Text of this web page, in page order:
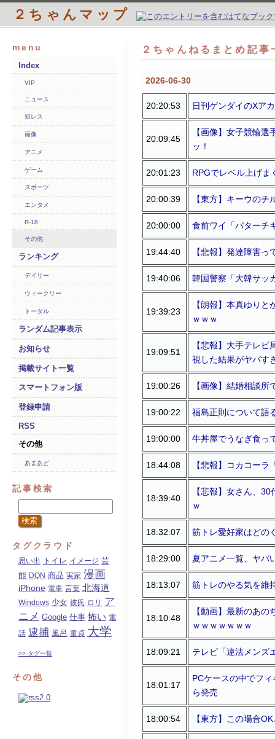
２ちゃんマップ
menu
Index
VIP
ニュース
短レス
画像
アニメ
ゲーム
スポーツ
エンタメ
R-18
その他
ランキング
デイリー
ウィークリー
トータル
ランダム記事表示
お知らせ
掲載サイト一覧
スマートフォン版
登録申請
RSS
その他
あまあど
記事検索
タグクラウド
思い出 トイレ イメージ 芸
能 DQN 商品 実家 漫画
iPhone 電車 言葉 北海道
Windows 少女 彼氏 ロリ
ア
ニメ Google 仕事 怖い 電
話 逮捕 風呂 童貞 大学
>> タグ一覧
その他
２ちゃんねるまとめ記
2026-06-30
20:20:53 日刊ゲンダイのXア
20:09:45
【画像】女子競輪
ッ！
20:01:23 RPGでレベル上げま
20:00:39 【東方】キーウの
20:00:00 食前ワイ「バターチ
19:44:40 【悲報】発達障害
19:40:06 韓国警察「大韓サッ
19:39:23
【朗報】本真ゆり
ｗｗｗ
19:09:51
【悲報】大手テレ
視した結果がヤバす
19:00:26 【画像】結婚相談
19:00:22 福島正則について語
19:00:00 牛丼屋でうなぎ食っ
18:44:08 【悲報】コカコー
18:39:40
【悲報】女さん、
ｗ
18:32:07 筋トレ愛好家はどの
18:29:00 夏アニメ一覧、ヤバ
18:13:07 筋トレのやる気を維
18:10:48
【動画】最新のあ
ｗｗｗｗｗｗｗ
18:09:21 テレビ「違法メン
18:01:17
PCケースの中でフ
ら発売
18:00:54 【東方】この場合